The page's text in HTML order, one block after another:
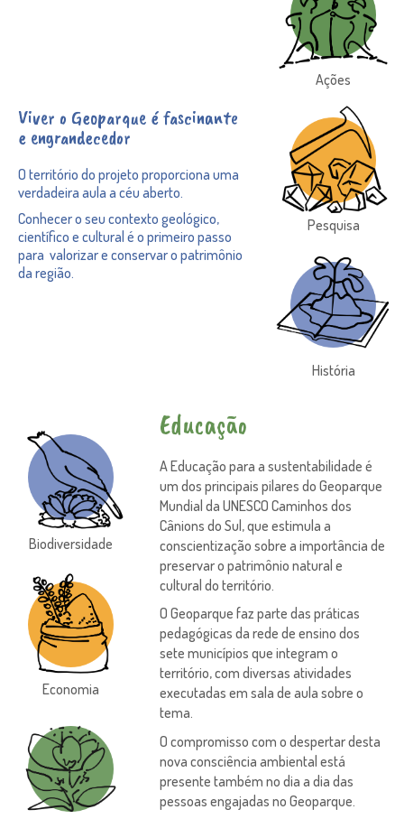
Viver o Geoparque é fascinante
e engrandecedor
O território do projeto proporciona uma
verdadeira aula a céu aberto.
Conhecer o seu contexto geológico,
científico e cultural é o primeiro passo
para valorizar e conservar o patrimônio
da região.
Ações
Pesquisa
História
Biodiversidade
Economia
Educação
A Educação para a sustentabilidade é
um dos principais pilares do Geoparque
Mundial da UNESCO Caminhos dos
Cânions do Sul, que estimula a
conscientização sobre a importância de
preservar o patrimônio natural e
cultural do território.
O Geoparque faz parte das práticas
pedagógicas da rede de ensino dos
sete municípios que integram o
território, com diversas atividades
executadas em sala de aula sobre o
tema.
O compromisso com o despertar desta
nova consciência ambiental está
presente também no dia a dia das
pessoas engajadas no Geoparque.